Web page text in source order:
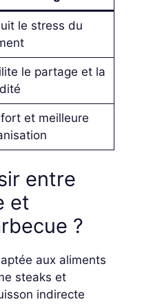
le stress du
le partage et la
et meilleure
entre
et
?
aux aliments
steaks et
indirecte